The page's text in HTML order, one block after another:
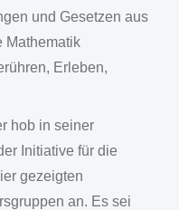
und Gesetzen aus
Mathematik
Erleben,
hob in seiner
Initiative für die
gezeigten
an. Es sei